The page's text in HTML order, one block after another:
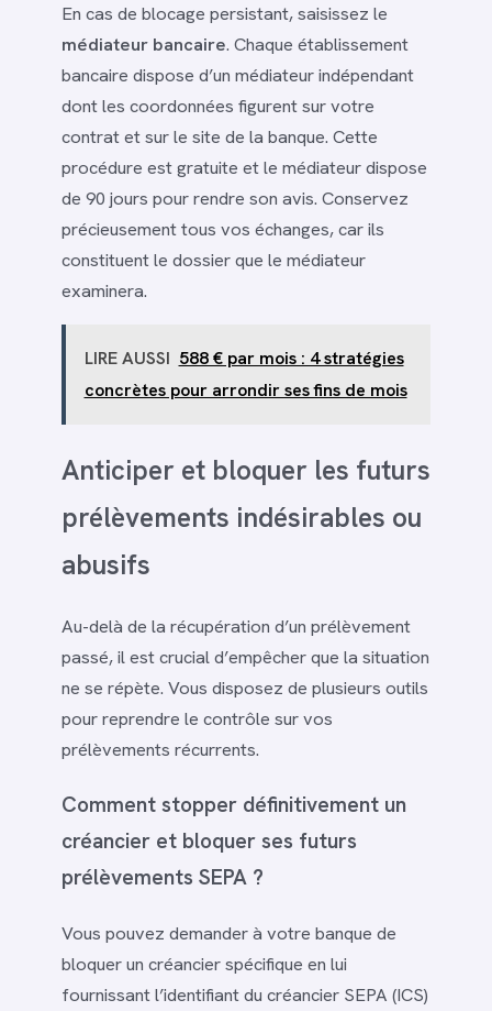
En cas de blocage persistant, saisissez le
médiateur bancaire. Chaque établissement
bancaire dispose d’un médiateur indépendant
dont les coordonnées figurent sur votre
contrat et sur le site de la banque. Cette
procédure est gratuite et le médiateur dispose
de 90 jours pour rendre son avis. Conservez
précieusement tous vos échanges, car ils
constituent le dossier que le médiateur
examinera.
LIRE AUSSI 588 € par mois : 4 stratégies
concrètes pour arrondir ses fins de mois
Anticiper et bloquer les futurs
prélèvements indésirables ou
abusifs
Au-delà de la récupération d’un prélèvement
passé, il est crucial d’empêcher que la situation
ne se répète. Vous disposez de plusieurs outils
pour reprendre le contrôle sur vos
prélèvements récurrents.
Comment stopper définitivement un
créancier et bloquer ses futurs
prélèvements SEPA ?
Vous pouvez demander à votre banque de
bloquer un créancier spécifique en lui
fournissant l’identifiant du créancier SEPA (ICS)